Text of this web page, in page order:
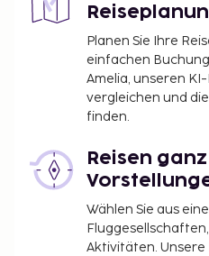
Planen Sie Ihre
einfachen
Amelia, unseren
vergleichen und
finden.
Reisen
Wählen Sie aus
Aktivitäten.